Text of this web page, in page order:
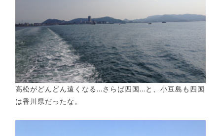
高松がどんどん遠くなる…さらば四国…と、小豆島も四国
は香川県だったな。